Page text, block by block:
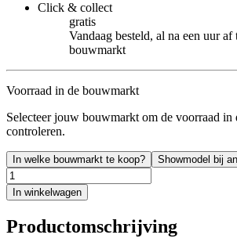
Click & collect
gratis
Vandaag besteld, al na een uur
bouwmarkt
Voorraad in de bouwmarkt
Selecteer jouw bouwmarkt om de voorraad in
controleren.
In welke bouwmarkt te koop? Showmodel bij
In winkelwagen
Productomschrijving